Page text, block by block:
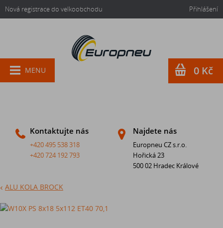
Nová registrace do velkoobchodu Přihlášení
Kontaktujte nás
+420 495 538 318
+420 724 192 793
Najdete nás
Europneu CZ s.r.o.
Hořická 23
500 02 Hradec Králové
MENU 0 Kč
ALU KOLA BROCK